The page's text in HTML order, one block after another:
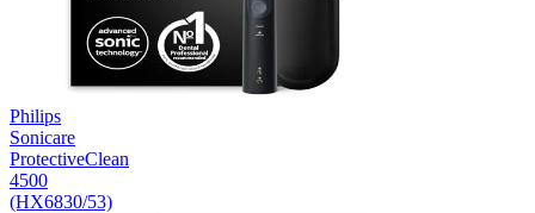
Philips
Sonicare
ProtectiveClean
4500
(HX6830/53)